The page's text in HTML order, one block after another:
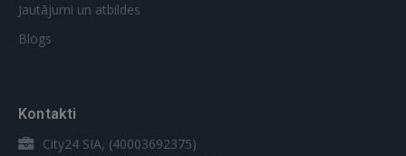
Jautājumi un atbildes
Blogs
Kontakti
City24 SIA, (40003692375)